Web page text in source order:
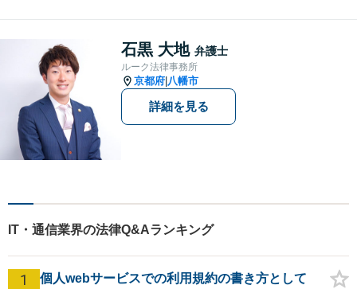
／相続／企業法務など幅広く
対応可能。【休日・夜間対応
可】
石黒 大地 弁護士
ルーク法律事務所
京都府 八幡市
詳細を見る
IT・通信業界の法律Q&Aランキング
1
個人webサービスでの利用規約の書き方として